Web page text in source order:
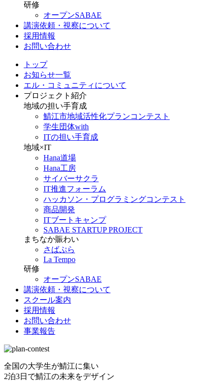
研修
オープンSABAE
講演依頼・視察について
採用情報
お問い合わせ
トップ
お知らせ一覧
エル・コミュニティについて
プロジェクト紹介
地域の担い手育成
鯖江市地域活性化プランコンテスト
学生団体with
ITの担い手育成
地域×IT
Hana道場
Hana工房
サイバーサクラ
IT推進フォーラム
ハッカソン・プログラミングコンテスト
商品開発
ITブートキャンプ
SABAE STARTUP PROJECT
まちなか賑わい
さばぷら
La Tempo
研修
オープンSABAE
講演依頼・視察について
スクール案内
採用情報
お問い合わせ
事業報告
全国の大学生が鯖江に集い
2泊3日で鯖江の未来をデザイン